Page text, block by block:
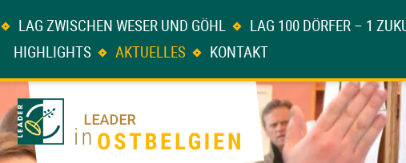
LAG ZWISCHEN WESER UND GÖHL
LAG 100 DÖRFER – 1
HIGHLIGHTS
AKTUELLES KONTAKT